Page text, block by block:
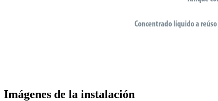
Imágenes de la instalación